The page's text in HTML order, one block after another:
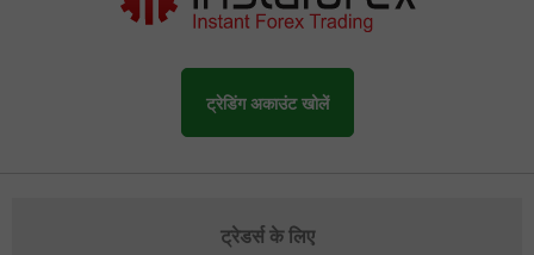
ट्रेडिंग अकाउंट खोलें
ट्रेडर्स के लिए